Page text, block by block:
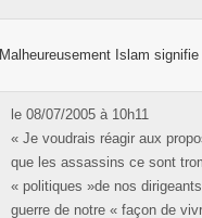
Malheureusement Islam signifie
le 08/07/2005 à 10h11
« Je voudrais réagir aux
que les assassins ce sont
« politiques »de nos
guerre de notre « façon de